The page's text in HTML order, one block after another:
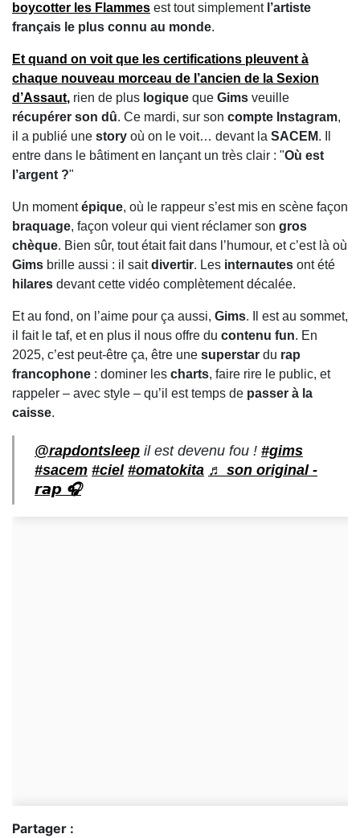
boycotter les Flammes est tout simplement l’artiste
français le plus connu au monde.
Et quand on voit que les certifications pleuvent à
chaque nouveau morceau de l’ancien de la Sexion
d’Assaut, rien de plus logique que Gims veuille
récupérer son dû. Ce mardi, sur son compte Instagram,
il a publié une story où on le voit… devant la SACEM. Il
entre dans le bâtiment en lançant un très clair : "Où est
l’argent ?"
Un momentépique, où le rappeur s’est mis en scène façon
braquage, façon voleur qui vient réclamer son gros
chèque. Bien sûr, tout était fait dans l’humour, et c’est là où
Gims brille aussi : il saitdivertir. Les internautes ont été
hilares devant cette vidéo complètement décalée.
Et au fond, on l’aime pour ça aussi, Gims. Il est au sommet,
il fait le taf, et en plus il nous offre du contenu fun. En
2025, c’est peut-être ça, être une superstar du rap
francophone : dominer les charts, faire rire le public, et
rappeler – avec style – qu’il est temps de passer à la
caisse.
@rapdontsleep il est devenu fou ! #gims
#sacem #ciel #omatokita ♬ son original -
𝙧𝙖𝙥 🎧
Partager :